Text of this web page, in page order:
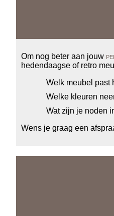
Om nog beter aan jouw
hedendaagse of retro
Welk meubel past
Welke kleuren
Wat zijn je noden
Wens je graag een